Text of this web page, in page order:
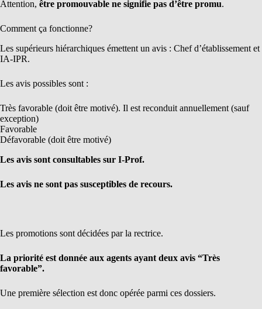
Attention, être promouvable ne signifie pas d’être promu.
Comment ça fonctionne?
Les supérieurs hiérarchiques émettent un avis : Chef d’établissement et
IA-IPR.
Les avis possibles sont :
Très favorable (doit être motivé). Il est reconduit annuellement (sauf
exception)
Favorable
Défavorable (doit être motivé)
Les avis sont consultables sur I-Prof.
Les avis ne sont pas susceptibles de recours.
Les promotions sont décidées par la rectrice.
La priorité est donnée aux agents ayant deux avis “Très
favorable”.
Une première sélection est donc opérée parmi ces dossiers.